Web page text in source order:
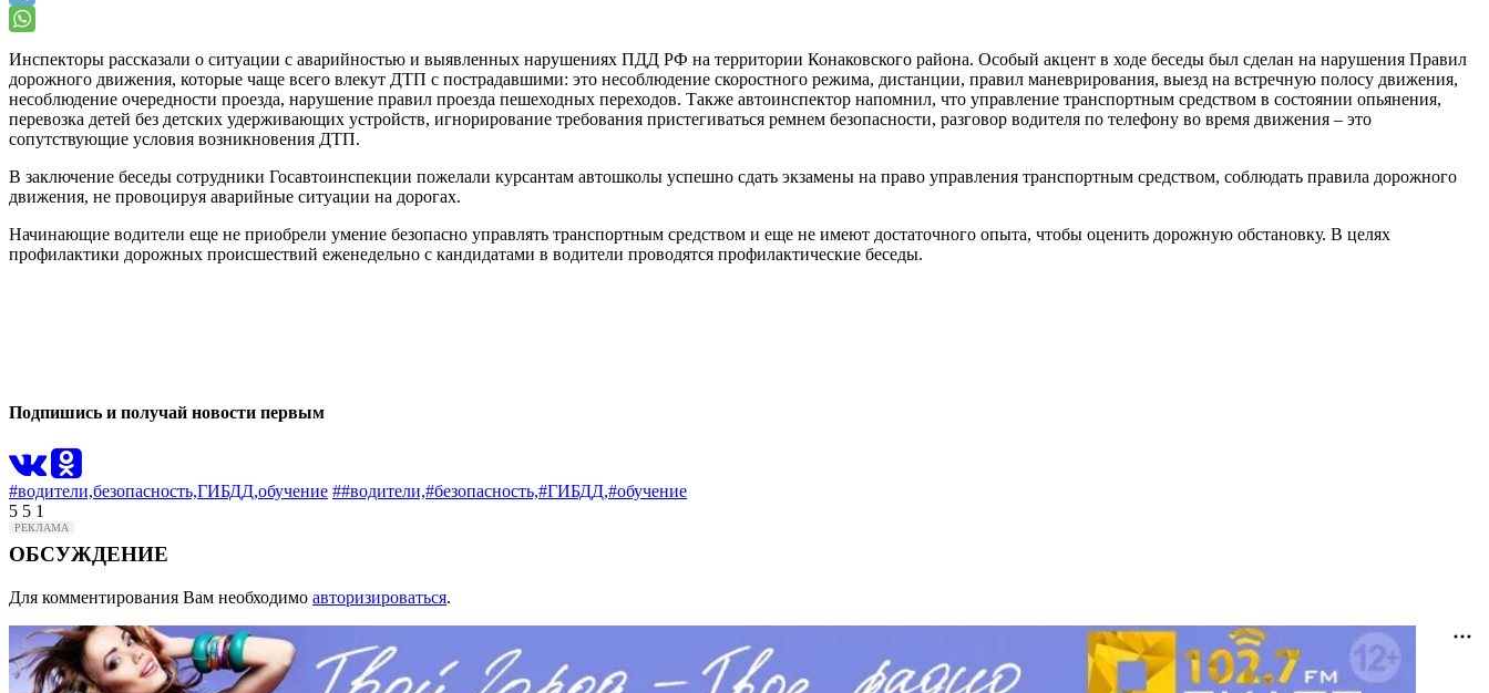
Инспекторы рассказали о ситуации с аварийностью и выявленных нарушениях ПДД РФ на территории Конаковского района. Особый акцент в ходе беседы был сделан на нарушения Правил
дорожного движения, которые чаще всего влекут ДТП с пострадавшими: это несоблюдение скоростного режима, дистанции, правил маневрирования, выезд на встречную полосу движения,
несоблюдение очередности проезда, нарушение правил проезда пешеходных переходов. Также автоинспектор напомнил, что управление транспортным средством в состоянии опьянения,
перевозка детей без детских удерживающих устройств, игнорирование требования пристегиваться ремнем безопасности, разговор водителя по телефону во время движения – это
сопутствующие условия возникновения ДТП.
В заключение беседы сотрудники Госавтоинспекции пожелали курсантам автошколы успешно сдать экзамены на право управления транспортным средством, соблюдать правила дорожного
движения, не провоцируя аварийные ситуации на дорогах.
Начинающие водители еще не приобрели умение безопасно управлять транспортным средством и еще не имеют достаточного опыта, чтобы оценить дорожную обстановку. В целях
профилактики дорожных происшествий еженедельно с кандидатами в водители проводятся профилактические беседы.
Подпишись и получай новости первым
#водители,безопасность,ГИБДД,обучение ##водители,#безопасность,#ГИБДД,#обучение
5 5 1
ОБСУЖДЕНИЕ
Для комментирования Вам необходимо авторизироваться.